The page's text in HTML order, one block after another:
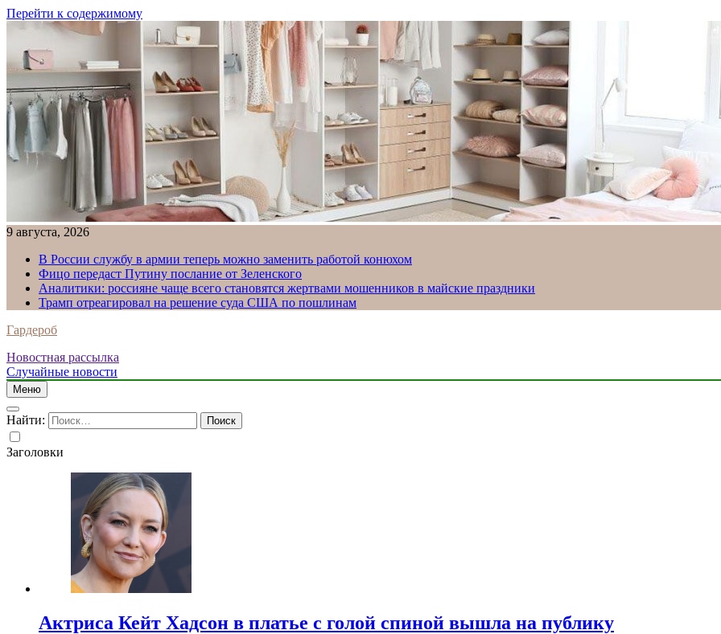
Перейти к содержимому
9 августа, 2026
В России службу в армии теперь можно заменить работой конюхом
Фицо передаст Путину послание от Зеленского
Аналитики: россияне чаще всего становятся жертвами мошенников в майские праздники
Трамп отреагировал на решение суда США по пошлинам
Гардероб
Новостная рассылка
Случайные новости
Меню
Найти:
Заголовки
Актриса Кейт Хадсон в платье с голой спиной вышла на публику